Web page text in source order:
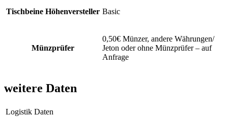
Tischbeine Höhenversteller Basic
Münzprüfer
0,50€ Münzer, andere Währungen/
Jeton oder ohne Münzprüfer – auf
Anfrage
weitere Daten
Logistik Daten